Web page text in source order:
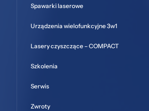
Spawarki laserowe
Urządzenia wielofunkcyjne 3w1
Lasery czyszczące – COMPACT
Szkolenia
Serwis
Zwroty